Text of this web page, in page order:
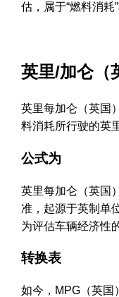
估，属于“燃料消耗
英里/加仑（
英里每加仑（英国
料消耗所行驶的英
公式为
英里每加仑（英国
准，起源于英制单
为评估车辆经济性
转换表
如今，MPG（英国